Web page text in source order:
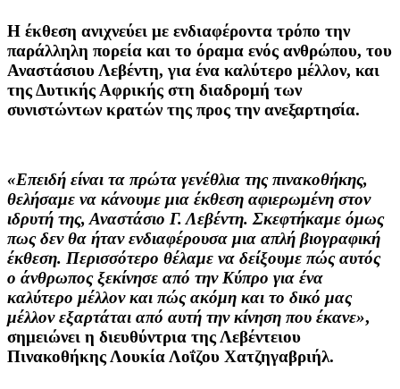
Η έκθεση ανιχνεύει με ενδιαφέροντα τρόπο την
παράλληλη πορεία και το όραμα ενός ανθρώπου, του
Αναστάσιου Λεβέντη, για ένα καλύτερο μέλλον, και
της Δυτικής Αφρικής στη διαδρομή των
συνιστώντων κρατών της προς την ανεξαρτησία.
«Επειδή είναι τα πρώτα γενέθλια της πινακοθήκης,
θελήσαμε να κάνουμε μια έκθεση αφιερωμένη στον
ιδρυτή της, Αναστάσιο Γ. Λεβέντη. Σκεφτήκαμε όμως
πως δεν θα ήταν ενδιαφέρουσα μια απλή βιογραφική
έκθεση. Περισσότερο θέλαμε να δείξουμε πώς αυτός
ο άνθρωπος ξεκίνησε από την Κύπρο για ένα
καλύτερο μέλλον και πώς ακόμη και το δικό μας
μέλλον εξαρτάται από αυτή την κίνηση που έκανε»,
σημειώνει η διευθύντρια της Λεβέντειου
Πινακοθήκης Λουκία Λοΐζου Χατζηγαβριήλ.